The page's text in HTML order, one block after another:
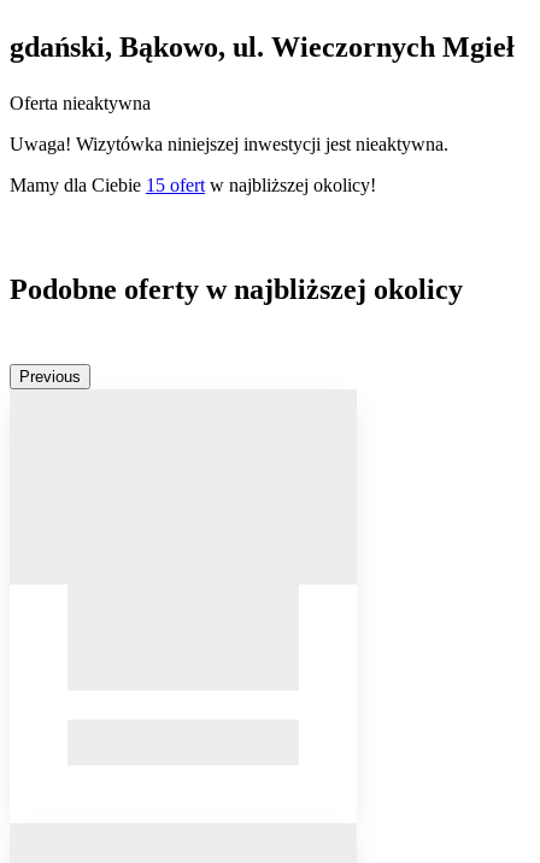
gdański, Bąkowo, ul. Wieczornych Mgieł
Oferta nieaktywna
Uwaga! Wizytówka niniejszej inwestycji jest nieaktywna.
Mamy dla Ciebie 15 ofert w najbliższej okolicy!
Podobne oferty w najbliższej okolicy
Previous